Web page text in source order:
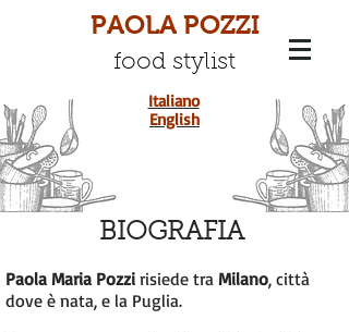
PAOLA POZZI
food stylist
English
Italiano
BIOGRAFIA
Paola Maria Pozzi risiede tra Milano, città
dove è nata, e la Puglia.